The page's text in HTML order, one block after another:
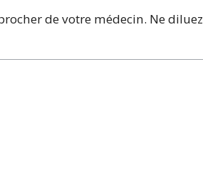
de votre médecin. Ne diluez